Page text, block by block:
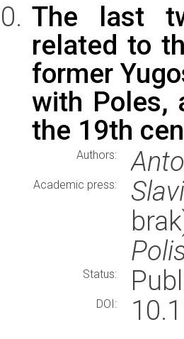
The last
related to
former
with Poles,
the 19th
Authors:
Academic press:
Status:
DOI: